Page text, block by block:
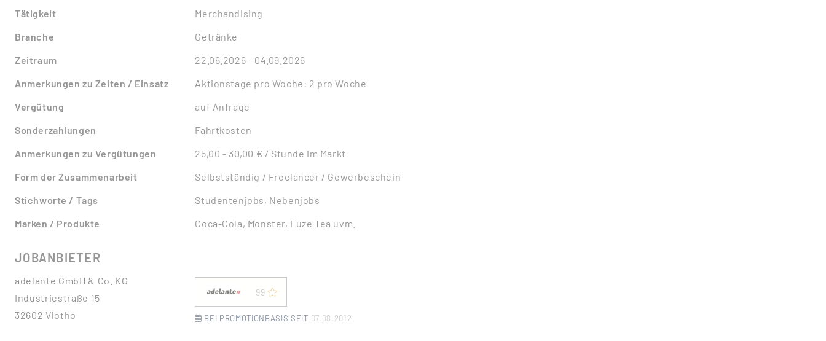
Tätigkeit
Merchandising
Branche
Getränke
Zeitraum
22.06.2026 - 04.09.2026
Anmerkungen zu Zeiten / Einsatz
Aktionstage pro Woche: 2 pro Woche
Vergütung
auf Anfrage
Sonderzahlungen
Fahrtkosten
Anmerkungen zu Vergütungen
25,00 - 30,00 € / Stunde im Markt
Form der Zusammenarbeit
Selbstständig / Freelancer / Gewerbeschein
Stichworte / Tags
Studentenjobs, Nebenjobs
Marken / Produkte
Coca-Cola, Monster, Fuze Tea uvm.
JOBANBIETER
adelante GmbH & Co. KG
Industriestraße 15
32602 Vlotho
99
BEI PROMOTIONBASIS SEIT 07.08.2012